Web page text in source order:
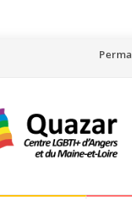
Aller